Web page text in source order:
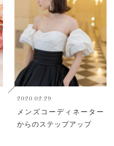
2020.02.29
メンズコーディネーター
からのステップアップ